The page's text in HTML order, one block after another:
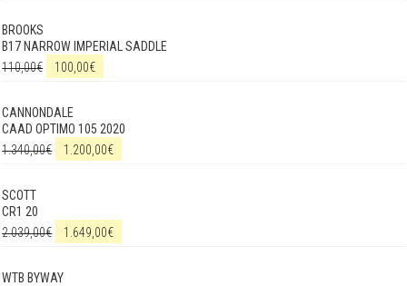
BROOKS
B17 NARROW IMPERIAL SADDLE
110,00€ 100,00€
CANNONDALE
CAAD OPTIMO 105 2020
1.340,00€ 1.200,00€
SCOTT
CR1 20
2.039,00€ 1.649,00€
WTB BYWAY